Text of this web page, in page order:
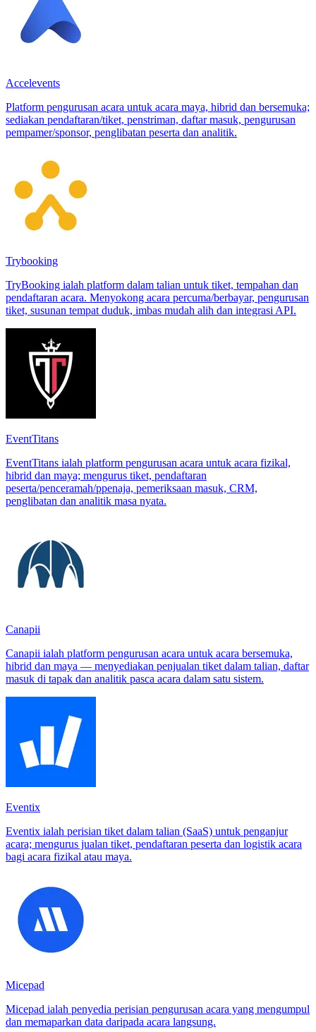
Accelevents
Platform pengurusan acara untuk acara maya, hibrid dan bersemuka;
sediakan pendaftaran/tiket, penstriman, daftar masuk, pengurusan
pempamer/sponsor, penglibatan peserta dan analitik.
Trybooking
TryBooking ialah platform dalam talian untuk tiket, tempahan dan
pendaftaran acara. Menyokong acara percuma/berbayar, pengurusan
tiket, susunan tempat duduk, imbas mudah alih dan integrasi API.
EventTitans
EventTitans ialah platform pengurusan acara untuk acara fizikal,
hibrid dan maya; mengurus tiket, pendaftaran
peserta/penceramah/ppenaja, pemeriksaan masuk, CRM,
penglibatan dan analitik masa nyata.
Canapii
Canapii ialah platform pengurusan acara untuk acara bersemuka,
hibrid dan maya — menyediakan penjualan tiket dalam talian, daftar
masuk di tapak dan analitik pasca acara dalam satu sistem.
Eventix
Eventix ialah perisian tiket dalam talian (SaaS) untuk penganjur
acara; mengurus jualan tiket, pendaftaran peserta dan logistik acara
bagi acara fizikal atau maya.
Micepad
Micepad ialah penyedia perisian pengurusan acara yang mengumpul
dan memaparkan data daripada acara langsung.